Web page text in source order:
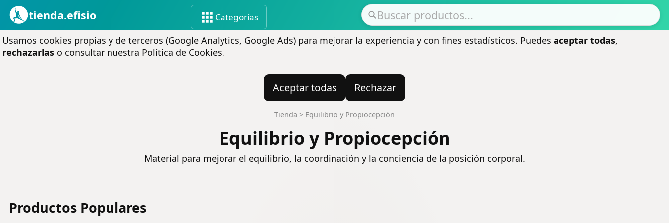
Usamos cookies propias y de terceros (Google Analytics, Google Ads) para mejorar la experiencia y con fines estadísticos. Puedes aceptar todas,
rechazarlaso consultar nuestra Política de Cookies.
Aceptar todas Rechazar
tienda.efisio Categorías
Tienda > Equilibrio y Propiocepción
Equilibrio y Propiocepción
Material para mejorar el equilibrio, la coordinación y la conciencia de la posición corporal.
Productos Populares